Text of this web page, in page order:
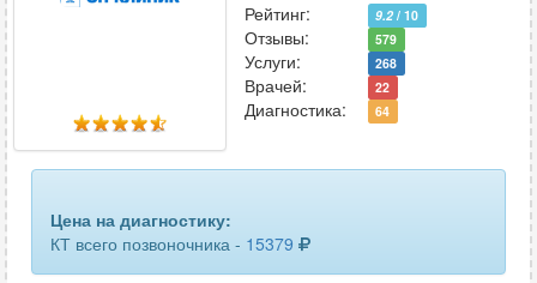
Рейтинг:
9.2 / 10
Отзывы: 579
Услуги: 268
Врачей: 22
Диагностика: 64
Цена на диагностику:
КТ всего позвоночника - 15379